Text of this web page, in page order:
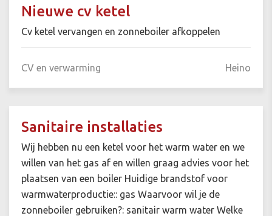
Nieuwe cv ketel
Cv ketel vervangen en zonneboiler afkoppelen
CV en verwarming Heino
Sanitaire installaties
Wij hebben nu een ketel voor het warm water en we
willen van het gas af en willen graag advies voor het
plaatsen van een boiler Huidige brandstof voor
warmwaterproductie:: gas Waarvoor wil je de
zonneboiler gebruiken?: sanitair warm water Welke